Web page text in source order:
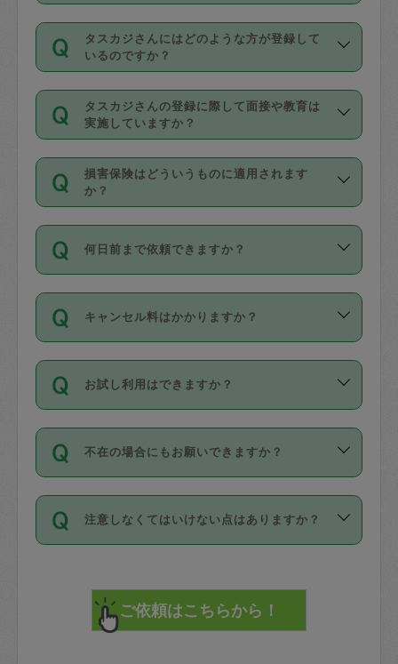
なお、タスカジさんの交通費も、依頼料
金のご請求と合わせてお支払いとなりま
動計算で表示されます。
（例：毎週定期の場合は３回以上のキャ
ンセルが有償（1200円、隔週定期の場合
は２回以上のキャンセルが有償（1200
・ＡＭ ９時～１２時
・ＰＭ １３時～１６時
・夜 １８時～２１時
開始時間を２時間前後変更することが可
能です。依頼送信後、個別にタスカジさ
んにメッセージを送り調整してくださ
い。ただし、２時間を越えての調整はで
時間も被らない場合、損害保険の対象外
掃除、整理収納、洗濯、買い物、料理、
作り置きです。タスカジさんによってで
きる仕事の範囲が異なりますので、依頼
する前にタスカジさんのプロフィールで
確認してください。
基本的に、高所での作業や危険作業、屋
外での作業は対象外です。
タスカジさんにはどのような方が登録して
いるのですか？
主婦として長年の家事経験をお持ちの
方、栄養士・調理師といった資格者で保
育園や学校の給食やレストランで料理関
係の専門職に従事されていた方、日本で
すでにハウスキーパーや英語の先生とし
てお仕事をしているフィリピン出身の
社員など様々なバックグラウンドの方が
登録しています。
日本語も話せる方など様々です。
ールに記載していますので、各自の得意
を依頼してください。
タスカジさんの登録に際して面接や教育は
実施していますか？
応募の際に、各自事務局との面接と説明
を行っています。その後、身分証明書の
写真提出をしていただいています。外国
確認しています。タスカジさんトレーニ
ング動画を使ったセルフトレーニングの
現場トライアルを受け、合格したタスカ
ジさんが活動されています。
※テストセンターの講評は１件目のレビュ
参考
【詳細】タスカジさんの登録に際
損害保険はどういうものに適用されます
か？
依頼者とタスカジさんとの間でタスカジ
を通して成立した作業時間内での作業に
適用されます。作業範囲は、掃除、洗
です。作業中に物を壊したり、人にけが
をさせたりした場合が対象で、補償金額
す。
写真を撮り、
詳細FAQ：
損害賠償保険について教えて
何日前まで依頼できますか？
ご依頼は、現在を起点に3日後（72時間
以降）の日時から受付可能となっていま
す。
タスカジさんへ「募集」をかけることが
可能です。
キャンセル料はかかりますか？
キャンセル料には、以下の2種類がありま
す。
1. 直前キャンセル（定期、スポット契約
共通）
72時間を超える※と、以下のキャンセル
料が発生します。
直前キャンセル料：
72時間前〜24時間前＝依頼料金の50%
お試し利用はできますか？
「お試し利用」というメニューはありま
せんが、「一回のみ」依頼を活用するこ
とによって、気に入ったタスカジさんを
まず、条件の合う気になるタスカジさ
みてください。
その後、一番気に入ったタスカジさんに
不在の場合にもお願いできますか？
不在の場合の作業はタスカジさんの同意
が必要です。数回の依頼ののち、タスカ
ジさんと依頼者の間で十分な信頼関係が
てください。
不在時に部屋に入るためにタスカジさん
注意しなくてはいけない点はありますか？
で、必ず鍵のかかるロッカーや金庫に入
れて依頼者の責任の元管理するよう心掛
けてください。